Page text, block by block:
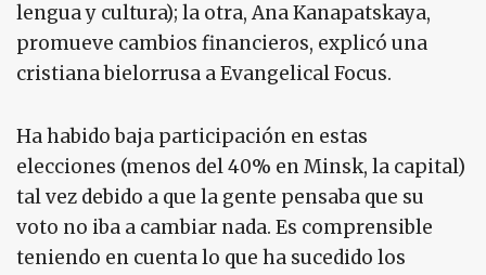
lengua y cultura); la otra, Ana Kanapatskaya,
promueve cambios financieros, explicó una
cristiana bielorrusa a Evangelical Focus.
Ha habido baja participación en estas
elecciones (menos del 40% en Minsk, la capital)
tal vez debido a que la gente pensaba que su
voto no iba a cambiar nada. Es comprensible
teniendo en cuenta lo que ha sucedido los